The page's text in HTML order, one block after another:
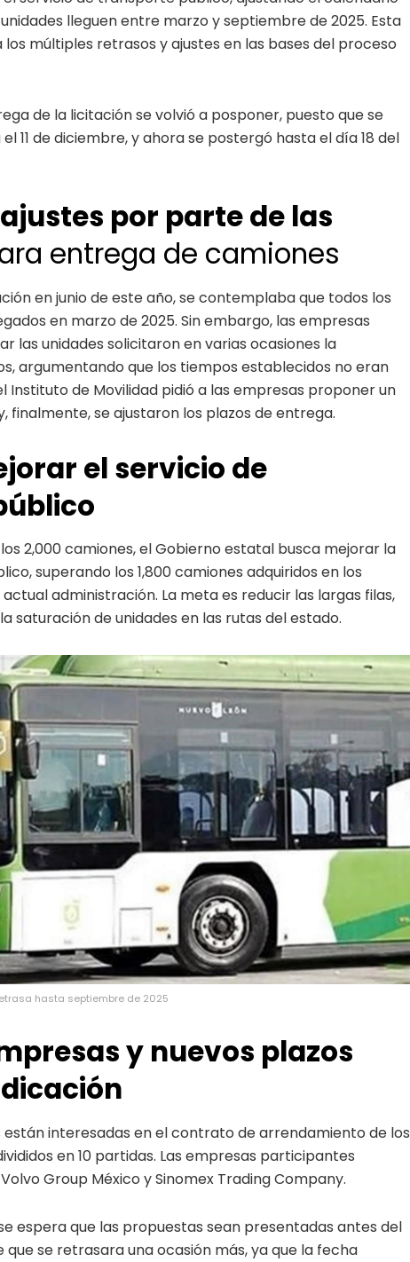
lleguen entre marzo y septiembre de 2025. Esta
múltiples retrasos y ajustes en las bases del proceso
de la licitación se volvió a posponer, puesto que se
11 de diciembre, y ahora se postergó hasta el día 18 del
por parte de las
entrega de camiones
en junio de este año, se contemplaba que todos los
en marzo de 2025. Sin embargo, las empresas
las unidades solicitaron en varias ocasiones la
argumentando que los tiempos establecidos no eran
Instituto de Movilidad pidió a las empresas proponer un
finalmente, se ajustaron los plazos de entrega.
el servicio de
2,000 camiones, el Gobierno estatal busca mejorar la
superando los 1,800 camiones adquiridos en los
administración. La meta es reducir las largas filas,
saturación de unidades en las rutas del estado.
hasta septiembre de 2025
y nuevos plazos
interesadas en el contrato de arrendamiento de los
en 10 partidas. Las empresas participantes
Group México y Sinomex Trading Company.
espera que las propuestas sean presentadas antes del
que se retrasara una ocasión más, ya que la fecha